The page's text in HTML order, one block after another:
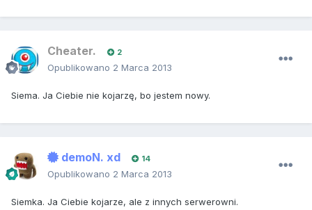
Cheater. 2
Opublikowano 2 Marca 2013
Siema. Ja Ciebie nie kojarzę, bo jestem nowy.
demoN. xd 14
Opublikowano 2 Marca 2013
Siemka. Ja Ciebie kojarze, ale z innych serwerowni.